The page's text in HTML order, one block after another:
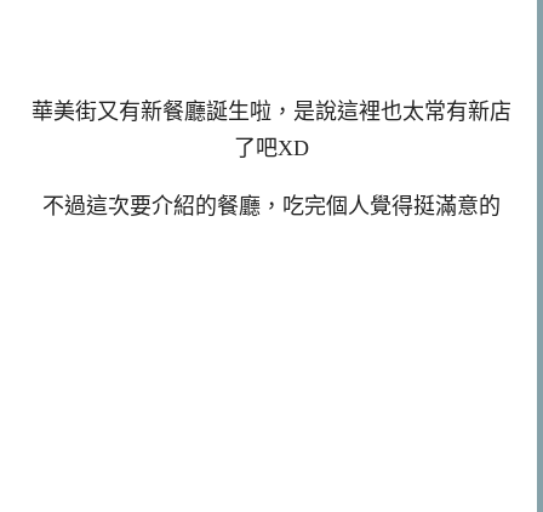
華美街又有新餐廳誕生啦，是說這裡也太常有新店
了吧XD
不過這次要介紹的餐廳，吃完個人覺得挺滿意的